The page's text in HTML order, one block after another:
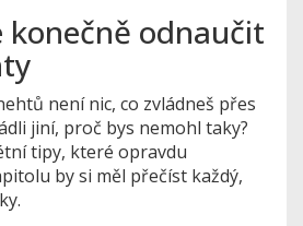
konečně odnaučit
není nic, co zvládneš přes
jiní, proč bys nemohl taky?
tipy, které opravdu
by si měl přečíst každý,